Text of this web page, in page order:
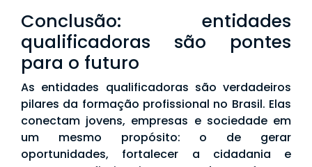
Conclusão: entidades
qualificadoras são pontes
para o futuro
As entidades qualificadoras são verdadeiros
pilares da formação profissional no Brasil. Elas
conectam jovens, empresas e sociedade em
um mesmo propósito: o de gerar
oportunidades, fortalecer a cidadania e